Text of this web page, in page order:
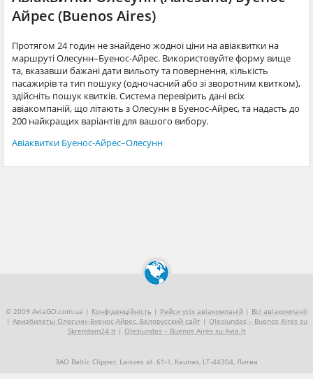
Айрес (Buenos Aires)
Протягом 24 годин не знайдено жодної ціни на авіаквитки на
маршруті Олесунн–Буенос-Айрес. Використовуйте форму вище
та, вказавши бажані дати вильоту та повернення, кількість
пасажирів та тип пошуку (одночасний або зі зворотним квитком),
здійсніть пошук квитків. Система перевірить дані всіх
авіакомпаній, що літають з Олесунн в Буенос-Айрес, та надасть до
200 найкращих варіантів для вашого вибору.
Авіаквитки Буенос-Айрес–Олесунн
© 2009 AviaGO.com.ua | Конфіденційність | Рейси усіх авіакомпаній | Всі авіакомпанії
| Авиабилеты Олесунн–Буенос-Айрес, Белорусский сайт| Olesiundas – Buenos Airės su
Skrendam24.lt | Olesiundas – Buenos Airės su Avia.lt
ЗАО Baltic Clipper, Laisvės al. 61-1, Kaunas, LT-44304, Литва